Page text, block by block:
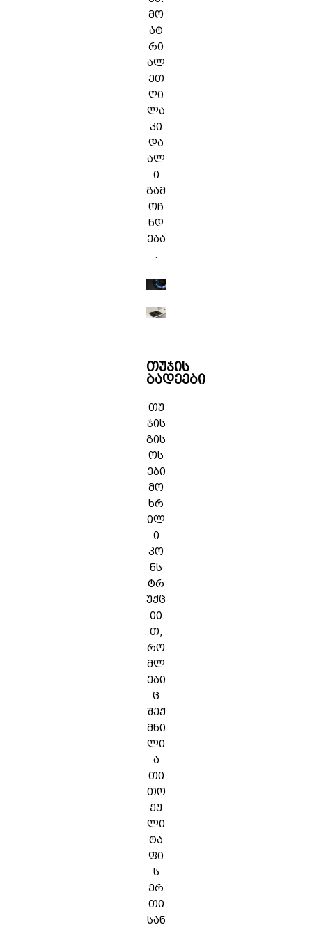
მო
ატ
რი
ალ
ეთ
ღი
ლა
კი
და
ალ
ი
გამ
ოჩ
ნდ
ება
.
თუჯის
ბადეები
თუ
ჯის
გის
ოს
ები
მო
ხრ
ილ
ი
კო
ნს
ტრ
უქც
იი
თ,
რო
მლ
ები
ც
შექ
მნი
ლი
ა
თი
თო
ეუ
ლი
ტა
ფი
ს
ერ
თი
სან